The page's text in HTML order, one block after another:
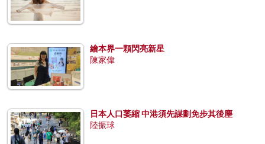
繪本界一顆閃亮新星
陳家偉
日本人口萎縮 中港須先謀劃免步其後塵
陸振球